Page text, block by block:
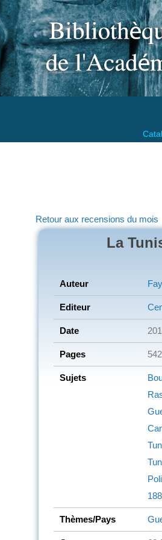
Retour aux recensions du mois
La
Auteur
Editeur
Date
Pages 542
Sujets
Thèmes/Pays